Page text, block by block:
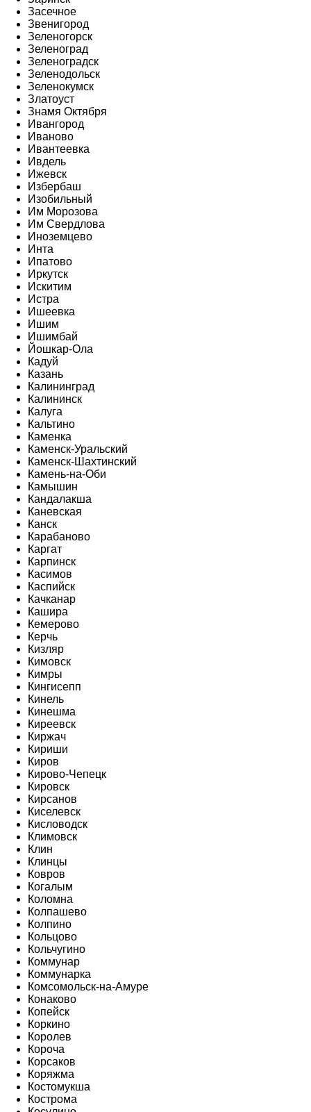
Засечное
Звенигород
Зеленогорск
Зеленоград
Зеленоградск
Зеленодольск
Зеленокумск
Златоуст
Знамя Октября
Ивангород
Иваново
Ивантеевка
Ивдель
Ижевск
Избербаш
Изобильный
Им Морозова
Им Свердлова
Иноземцево
Инта
Ипатово
Иркутск
Искитим
Истра
Ишеевка
Ишим
Ишимбай
Йошкар-Ола
Кадуй
Казань
Калининград
Калининск
Калуга
Кальтино
Каменка
Каменск-Уральский
Каменск-Шахтинский
Камень-на-Оби
Камышин
Кандалакша
Каневская
Канск
Карабаново
Каргат
Карпинск
Касимов
Каспийск
Качканар
Кашира
Кемерово
Керчь
Кизляр
Кимовск
Кимры
Кингисепп
Кинель
Кинешма
Киреевск
Киржач
Кириши
Киров
Кирово-Чепецк
Кировск
Кирсанов
Киселевск
Кисловодск
Климовск
Клин
Клинцы
Ковров
Когалым
Коломна
Колпашево
Колпино
Кольцово
Кольчугино
Коммунар
Коммунарка
Комсомольск-на-Амуре
Конаково
Копейск
Коркино
Королев
Короча
Корсаков
Коряжма
Костомукша
Кострома